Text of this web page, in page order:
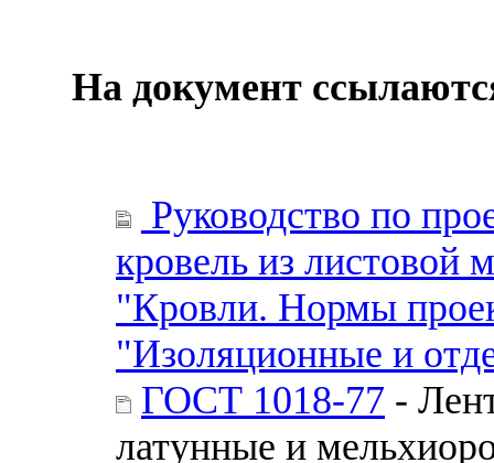
На документ
Руководство по
кровель из
"Кровли. Нормы
"Изоляционные и
ГОСТ 1018-77 -
латунные и